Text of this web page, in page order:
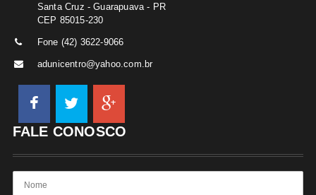
Santa Cruz - Guarapuava - PR
CEP 85015-230
Fone (42) 3622-9066
adunicentro@yahoo.com.br
FALE CONOSCO